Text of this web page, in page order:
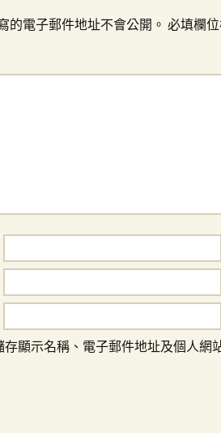
的電子郵件地址不會公開。 必填欄
存顯示名稱、電子郵件地址及個人網